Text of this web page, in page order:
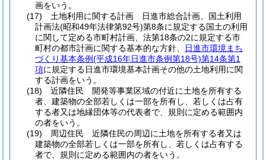
画をいう。
(17)
土地利用に関する計画 日進市総合計画、国土利用
計画法(昭和49年法律第92号)第8条に規定する国土の利用
に関して定める市町村計画、法第18条の2に規定する市
町村の都市計画に関する基本的な方針、
日進市環境まち
づくり基本条例(平成16年日進市条例第18号)第14条第1
項に規定する日進市環境基本計画その他の土地利用に関
する計画をいう。
(18)
近隣住民 開発等事業区域の付近に土地を所有する
者、建築物の全部若しくは一部を所有し、若しくは占有
する者又は地縁団体等の代表者で、規則に定める範囲内
の者をいう。
(19)
周辺住民 近隣住民の周辺に土地を所有する者又は
建築物の全部若しくは一部を所有し、若しくは占有する
者で、規則に定める範囲内の者をいう。